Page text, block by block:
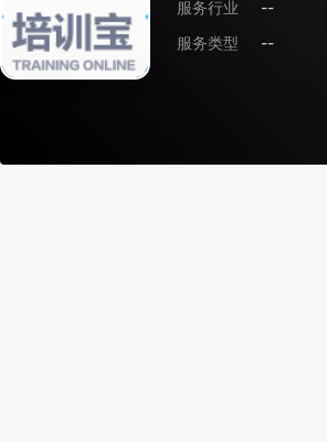
服务行业
--
服务类型
--